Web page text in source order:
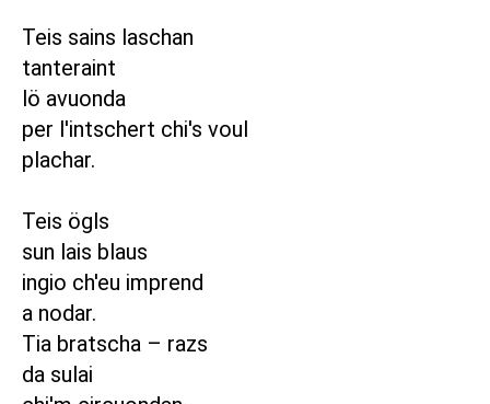
Teis sains laschan
tanteraint
lö avuonda
per l'intschert chi's voul
plachar.
Teis ögls
sun lais blaus
ingio ch'eu imprend
a nodar.
Tia bratscha – razs
da sulai